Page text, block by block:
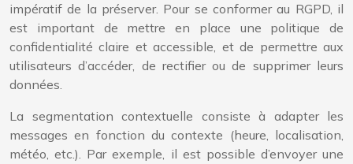
impératif de la préserver. Pour se conformer au RGPD, il
est important de mettre en place une politique de
confidentialité claire et accessible, et de permettre aux
utilisateurs d’accéder, de rectifier ou de supprimer leurs
données.
La segmentation contextuelle consiste à adapter les
messages en fonction du contexte (heure, localisation,
météo, etc.). Par exemple, il est possible d’envoyer une